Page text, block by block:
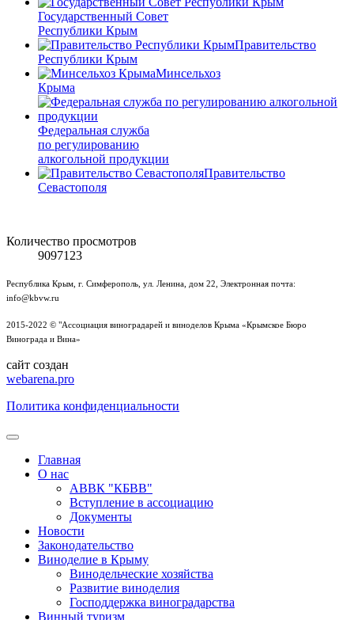
Государственный Совет
Республики Крым
Правительство
Республики Крым
Минсельхоз
Крыма
Федеральная служба
по регулированию
алкогольной продукции
Правительство
Севастополя
Количество просмотров
9097123
Республика Крым, г. Симферополь, ул. Ленина, дом 22, Электронная почта:
info@kbvw.ru
2015-2022 © "Ассоциация виноградарей и виноделов Крыма «Крымское Бюро
Винограда и Вина»
сайт создан
webarena.pro
Политика конфиденциальности
Главная
О нас
АВВК "КБВВ"
Вступление в ассоциацию
Документы
Новости
Законодательство
Виноделие в Крыму
Винодельческие хозяйства
Развитие виноделия
Господдержка виноградарства
Винный туризм